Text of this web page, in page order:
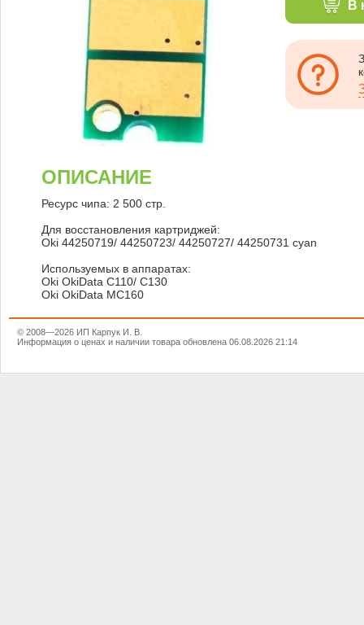
В
ОПИСАНИЕ
Ресурс чипа: 2 500 стр.
Для восстановления картриджей:
Oki 44250719/ 44250723/ 44250727/ 44250731 cyan
Используемых в аппаратах:
Oki OkiData C110/ C130
Oki OkiData MC160
© 2008—2026 ИП Карпук И. В.
Информация о ценах и наличии товара обновлена 06.08.2026 21:14